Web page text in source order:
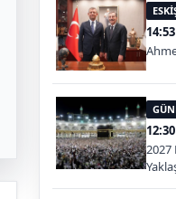
14:53
12:30
2027